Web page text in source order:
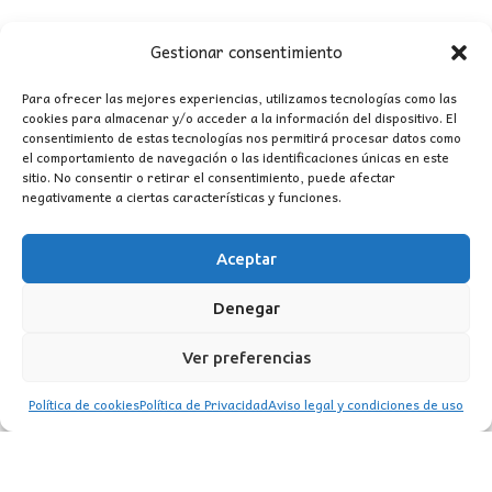
Gestionar consentimiento
Para ofrecer las mejores experiencias, utilizamos tecnologías como las
cookies para almacenar y/o acceder a la información del dispositivo. El
consentimiento de estas tecnologías nos permitirá procesar datos como
el comportamiento de navegación o las identificaciones únicas en este
sitio. No consentir o retirar el consentimiento, puede afectar
negativamente a ciertas características y funciones.
Aceptar
Denegar
Ver preferencias
Política de cookiesPolítica de PrivacidadAviso legal y condiciones de uso
CONTACTO
MI CUENTA